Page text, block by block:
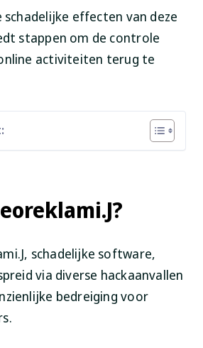
schadelijke effecten van deze
stappen om de controle
activiteiten terug te
schadelijke software,
via diverse hackaanvallen
bedreiging voor